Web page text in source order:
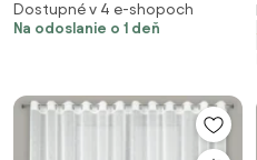
Dostupné v 4 e-shopoch
Na odoslanie o 1 deň